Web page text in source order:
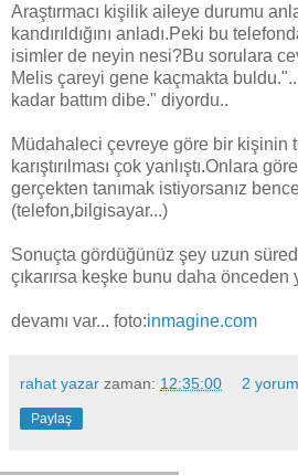
Araştırmacı kişilik aileye durumu
kandırıldığını anladı.Peki bu
isimler de neyin nesi?Bu sorulara
Melis çareyi gene kaçmakta
kadar battım dibe." diyordu..
Müdahaleci çevreye göre bir kişinin
karıştırılması çok yanlıştı.Onlara
gerçekten tanımak istiyorsanız
(telefon,bilgisayar...)
Sonuçta gördüğünüz şey uzun süredir
çıkarırsa keşke bunu daha önceden
devamı var... foto:inmagine.com
rahat yazar zaman: 12:35:00 2
Paylaş